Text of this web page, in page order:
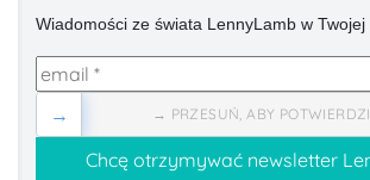
Wiadomości ze świata LennyLamb w
→ PRZESUŃ, ABY
→